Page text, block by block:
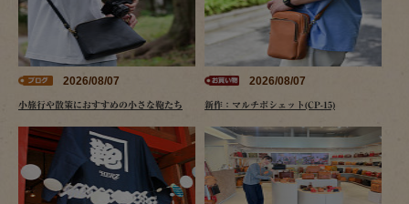
2026/08/07
小旅行や散策におすすめの小さな鞄たち
2026/08/07
新作：マルチポシェット(CP-15)